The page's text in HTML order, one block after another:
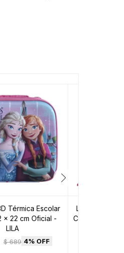
Térmica Escolar
x 22 cm Oficial -
LILA
$ 689 4
Lunchera 3D
Cars 22 x 22